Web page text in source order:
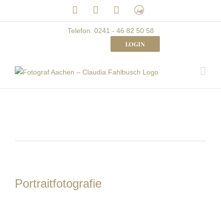
LinkedInFacebookInstagram
Frau
mit
Bizz
Telefon: 0241 - 46 82 50 58
LOGIN
Portraitfotografie